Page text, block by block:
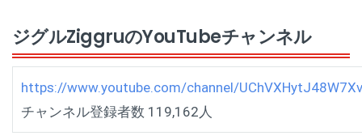
ジグルZiggruのYouTubeチャンネル
https://www.youtube.com/channel/
チャンネル登録者数 119,162人